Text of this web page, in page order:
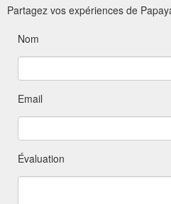
Partagez vos expériences de
Nom
Email
Évaluation